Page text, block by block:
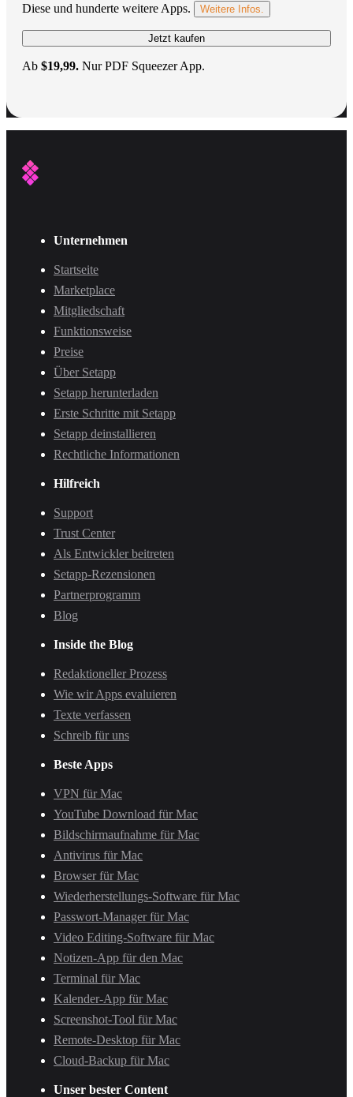
Diese und hunderte weitere Apps.
Weitere Infos.
Jetzt kaufen
Ab $19,99. Nur PDF Squeezer App.
Unternehmen
Startseite
Marketplace
Mitgliedschaft
Funktionsweise
Preise
Über Setapp
Setapp herunterladen
Erste Schritte mit Setapp
Setapp deinstallieren
Rechtliche Informationen
Hilfreich
Support
Trust Center
Als Entwickler beitreten
Setapp-Rezensionen
Partnerprogramm
Blog
Inside the Blog
Redaktioneller Prozess
Wie wir Apps evaluieren
Texte verfassen
Schreib für uns
Beste Apps
VPN für Mac
YouTube Download für Mac
Bildschirmaufnahme für Mac
Antivirus für Mac
Browser für Mac
Wiederherstellungs-Software für Mac
Passwort-Manager für Mac
Video Editing-Software für Mac
Notizen-App für den Mac
Terminal für Mac
Kalender-App für Mac
Screenshot-Tool für Mac
Remote-Desktop für Mac
Cloud-Backup für Mac
Unser bester Content